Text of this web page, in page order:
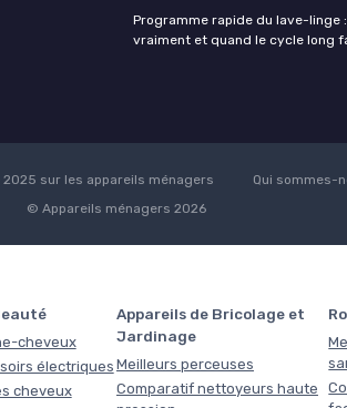
Programme rapide du lave-linge
vraiment et quand le cycle long
sur les appareils ménagers Qui sommes-
© Appareils ménagers 2026
cheveux
électriques
cheveux
Appareils de Bricolage et
Jardinage
Meilleurs perceuses
Comparatif nettoyeurs haute